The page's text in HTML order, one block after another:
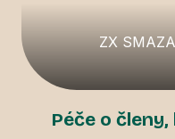
ZX
Péče o